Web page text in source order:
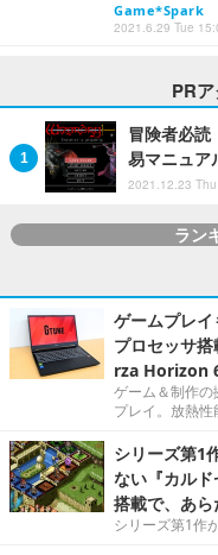
Game*Spark
2021.6.29 Tue
PR
冒険者必読
易マニュア
2021.12.23
ラン
ゲームプレ
プロセッサ
rza Horizon
ゲーム＆制作の
プレイ。放熱性
シリーズ第1
ない『カル
搭載で、あら
シリーズ第1作